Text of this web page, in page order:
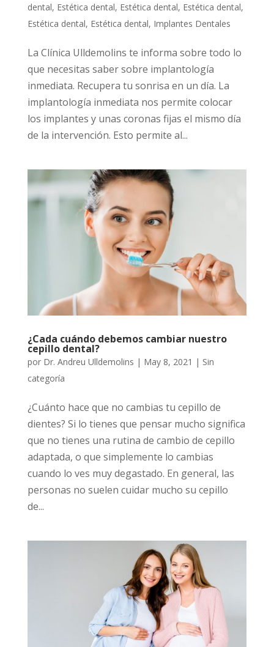
dental, Estética dental, Estética dental, Estética dental,
Estética dental, Estética dental, Implantes Dentales
La Clínica Ulldemolins te informa sobre todo lo
que necesitas saber sobre implantología
inmediata. Recupera tu sonrisa en un día. La
implantología inmediata nos permite colocar
los implantes y unas coronas fijas el mismo día
de la intervención. Esto permite al...
¿Cada cuándo debemos cambiar nuestro
cepillo dental?
por Dr. Andreu Ulldemolins | May 8, 2021 | Sin
categoría
¿Cuánto hace que no cambias tu cepillo de
dientes? Si lo tienes que pensar mucho significa
que no tienes una rutina de cambio de cepillo
adaptada, o que simplemente lo cambias
cuando lo ves muy degastado. En general, las
personas no suelen cuidar mucho su cepillo
de...